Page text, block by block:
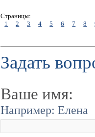
Страницы:
1
2 3 4 5 6 7 8
Задать
Ваше имя:
Например: Елена